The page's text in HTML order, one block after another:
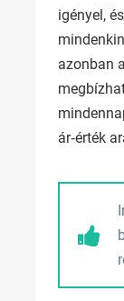
igényel,
azonban
ár‑érték